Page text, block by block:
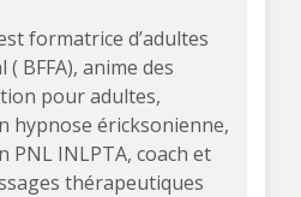
formatrice d’adultes
BFFA), anime des
pour adultes,
hypnose éricksonienne,
PNL INLPTA, coach et
thérapeutiques